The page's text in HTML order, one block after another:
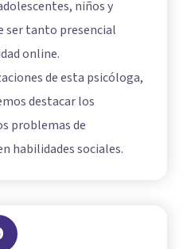
niños y
ser tanto presencial
online.
de esta psicóloga,
destacar los
problemas de
habilidades sociales.